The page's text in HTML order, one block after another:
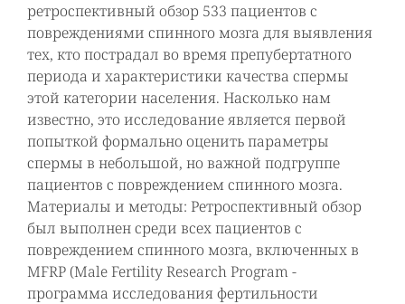
ретроспективный обзор 533 пациентов с
повреждениями спинного мозга для выявления
тех, кто пострадал во время препубертатного
периода и характеристики качества спермы
этой категории населения. Насколько нам
известно, это исследование является первой
попыткой формально оценить параметры
спермы в небольшой, но важной подгруппе
пациентов с повреждением спинного мозга.
Материалы и методы: Ретроспективный обзор
был выполнен среди всех пациентов с
повреждением спинного мозга, включенных в
MFRP (Male Fertility Research Program -
программа исследования фертильности